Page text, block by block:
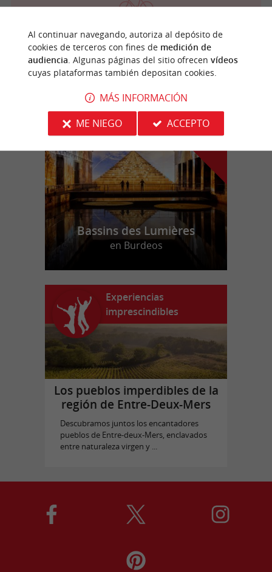
Les Vélos de l'Ouest
n
u
e
s
t
r
o
f
a
v
o
r
i
t
o
Bassins des Lumières
en Burdeos
Experiencias
imprescindibles
Los pueblos imperdibles de la
región de Entre-Deux-Mers
Descubramos juntos los encantadores
pueblos de Entre-deux-Mers, enclavados
entre naturaleza virgen y ...
Al continuar navegando, autoriza al depósito de
cookies de terceros con fines de medición de
audiencia . Algunas páginas del sitio ofrecen vídeos
cuyas plataformas también depositan cookies.
MÁS INFORMACIÓN
ME NIEGO
ACCEPTO